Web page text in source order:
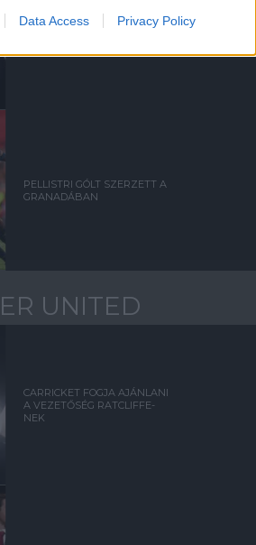
Data Access Privacy Policy
MINDEN VÖRÖS ÖRDÖG
VISSZATÉRT
PELLISTRI GÓLT SZERZETT A
GRANADÁBAN
UNITED
CARRICKET FOGJA AJÁNLANI
A VEZETŐSÉG RATCLIFFE-
NEK